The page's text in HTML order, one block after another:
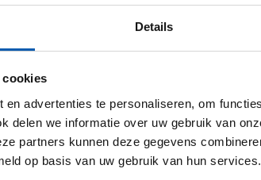
Details
cookies
advertenties te personaliseren, om
delen we informatie over uw gebruik van
partners kunnen deze gegevens
op basis van uw gebruik van hun services.
van risico’s en het
mogelijk om
automatisch te koppelen aan
overzicht van jouw compliance-
voor klanten en stakeholders.
vanuit verschillende